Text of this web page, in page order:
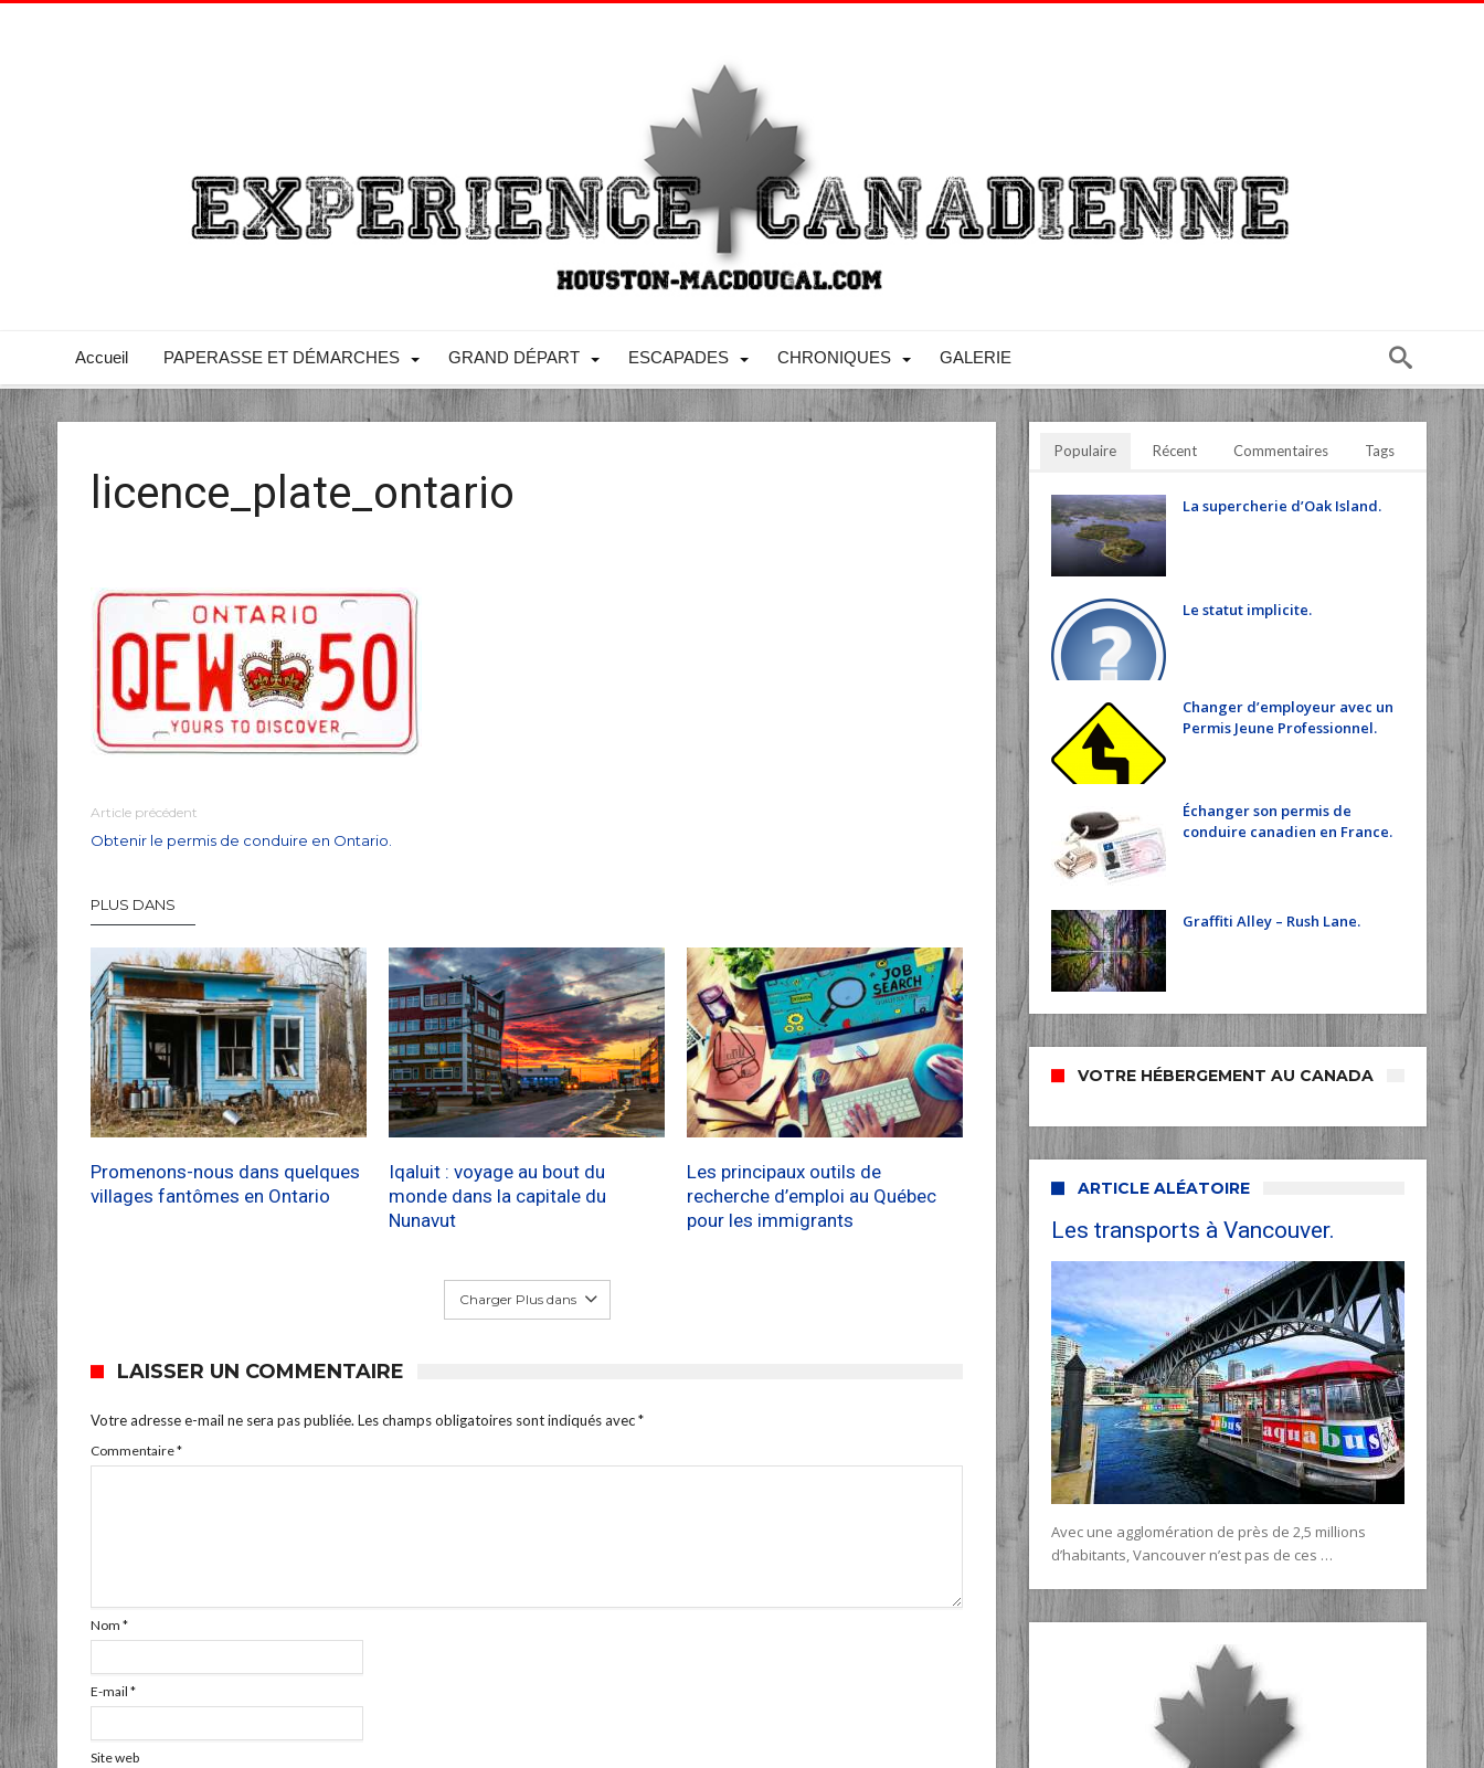
Accueil PAPERASSE ET DÉMARCHES GRAND DÉPART ESCAPADES CHRONIQUES GALERIE
licence_plate_ontario
Article précédent
Obtenir le permis de conduire en Ontario.
PLUS DANS
Promenons-nous dans quelques
villages fantômes en Ontario
Iqaluit : voyage au bout du
monde dans la capitale du
Nunavut
Les principaux outils de
recherche d’emploi au Québec
pour les immigrants
Charger Plus dans
LAISSER UN COMMENTAIRE
Votre adresse e-mail ne sera pas publiée. Les champs obligatoires sont indiqués avec*
Commentaire*
Nom *
E-mail *
Site web
Populaire Récent Commentaires Tags
La supercherie d’Oak Island.
Le statut implicite.
Changer d’employeur avec un
Permis Jeune Professionnel.
Échanger son permis de
conduire canadien en France.
Graffiti Alley – Rush Lane.
VOTRE HÉBERGEMENT AU CANADA
ARTICLE ALÉATOIRE
Les transports à Vancouver.
Avec une agglomération de près de 2,5 millions
d’habitants, Vancouver n’est pas de ces …